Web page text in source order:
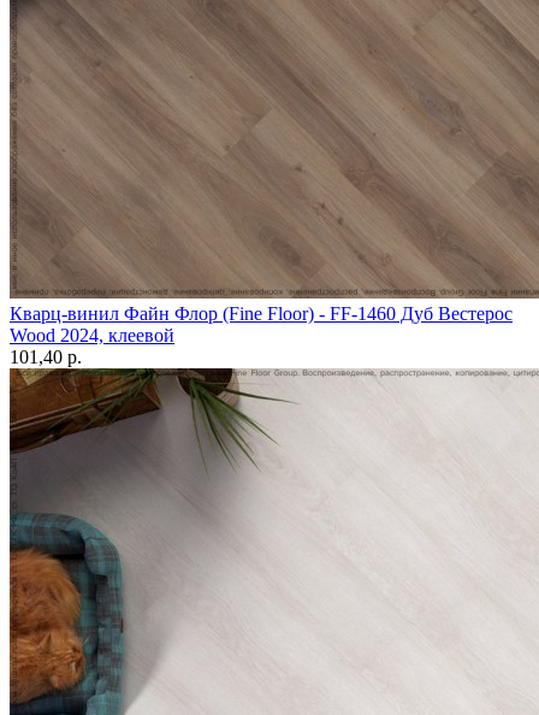
Кварц-винил Файн Флор (Fine Floor) - FF-1460 Дуб Вестерос
Wood 2024, клеевой
101,40 p.